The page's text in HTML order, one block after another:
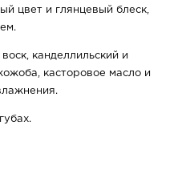
цвет и глянцевый блеск,
канделлильский и
касторовое масло и